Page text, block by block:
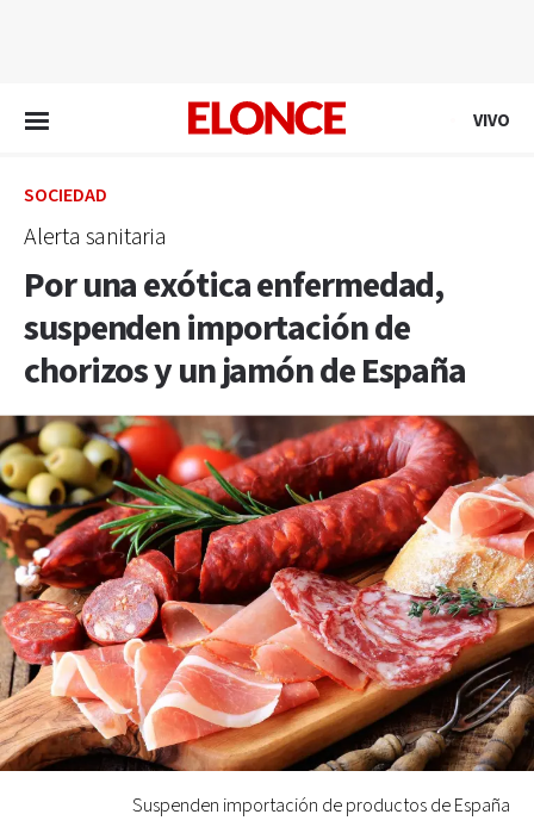
VIVO
SOCIEDAD
Alerta sanitaria
Por una exótica enfermedad,
suspenden importación de
chorizos y un jamón de España
Suspenden importación de productos de España